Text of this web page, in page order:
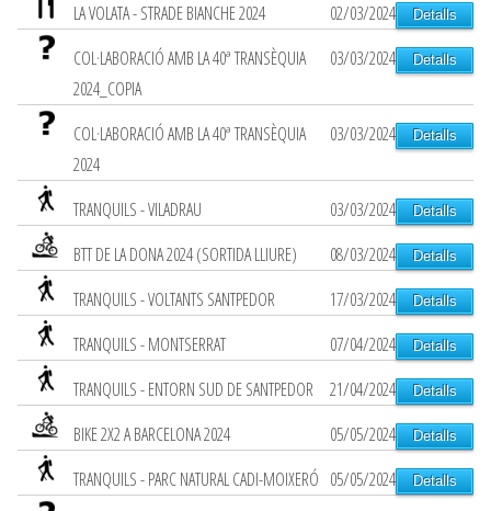
LA VOLATA - STRADE BIANCHE 2024 02/03/2024 Detalls
COL·LABORACIÓ AMB LA 40ª TRANSÈQUIA
2024_COPIA
03/03/2024 Detalls
COL·LABORACIÓ AMB LA 40ª TRANSÈQUIA
2024
03/03/2024 Detalls
TRANQUILS - VILADRAU 03/03/2024 Detalls
BTT DE LA DONA 2024 (SORTIDA LLIURE) 08/03/2024 Detalls
TRANQUILS - VOLTANTS SANTPEDOR 17/03/2024 Detalls
TRANQUILS - MONTSERRAT 07/04/2024 Detalls
TRANQUILS - ENTORN SUD DE SANTPEDOR 21/04/2024 Detalls
BIKE 2X2 A BARCELONA 2024 05/05/2024 Detalls
TRANQUILS - PARC NATURAL CADI-MOIXERÓ 05/05/2024 Detalls